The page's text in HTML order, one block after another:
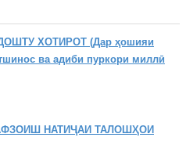
ХОТИРОТ (Дар ҳошияи
ва адиби пуркори миллӣ
НАТИҶАИ ТАЛОШҲОИ